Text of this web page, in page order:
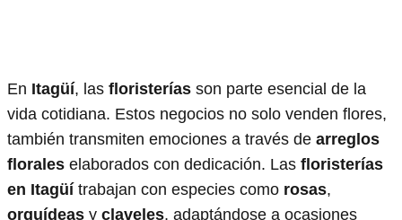
En Itagüí, las floristerías son parte esencial de la
vida cotidiana. Estos negocios no solo venden flores,
también transmiten emociones a través de arreglos
florales elaborados con dedicación. Las floristerías
en Itagüítrabajan con especies como rosas,
orquídeas y claveles, adaptándose a ocasiones